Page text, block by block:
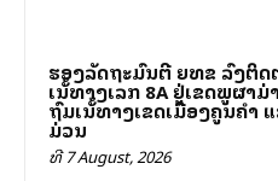
ຮອງລັດຖະມົນຕີ ຍທຂ ລົງຕິດ
ເສັ້ນທາງເລກ 8A ຢູ່ເຂດພູຜາ
ຖົມເສັ້ນທາງເຂດເມືອງຄູນຄໍາ
ມ່ວນ
ທີ 7 August, 2026